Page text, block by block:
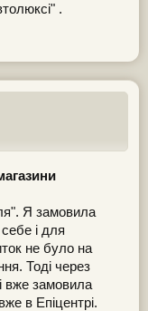
.
Я замовила
і для
не було на
Тоді через
вже замовила
в Епіцентрі.